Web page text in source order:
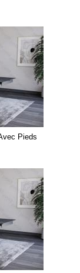
Pieds